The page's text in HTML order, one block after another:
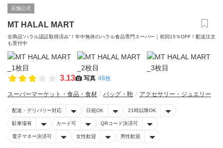
店舗公式
MT HALAL MART
全商品“ハラル認証取得済み”！年中無休のハラル食品専門スーパー｜初回15％OFF！配送注文
も受付中
3.13 写真 48枚
スーパーマーケット・食品・食材 バッグ・鞄 アクセサリー・ジュエリー
配達・デリバリー対応 日祝OK 21時以降OK
駐車場有 カード可 QRコード決済可
電子マネー決済可 女性歓迎 男性歓迎